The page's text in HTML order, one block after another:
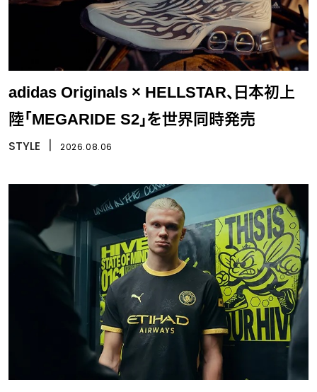
adidas Originals × HELLSTAR、日本初上
陸「MEGARIDE S2」を世界同時発売
STYLE 2026.08.06